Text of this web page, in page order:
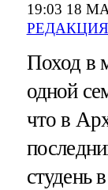
19:03 18
Поход в
одной
что в
студень